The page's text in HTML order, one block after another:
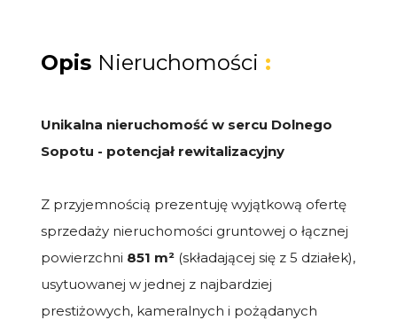
Opis Nieruchomości :
Unikalna nieruchomość w sercu Dolnego
Sopotu - potencjał rewitalizacyjny
Z przyjemnością prezentuję wyjątkową ofertę
sprzedaży nieruchomości gruntowej o łącznej
powierzchni 851 m² (składającej się z 5 działek),
usytuowanej w jednej z najbardziej
prestiżowych, kameralnych i pożądanych